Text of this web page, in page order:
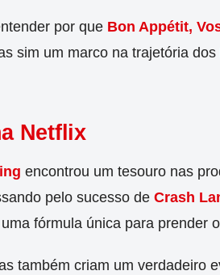
por que Bon Appétit,
sim um marco na trajetória dos
Netflix
encontrou um tesouro nas
pelo sucesso de Crash
fórmula única para prender
também criam um verdadeiro